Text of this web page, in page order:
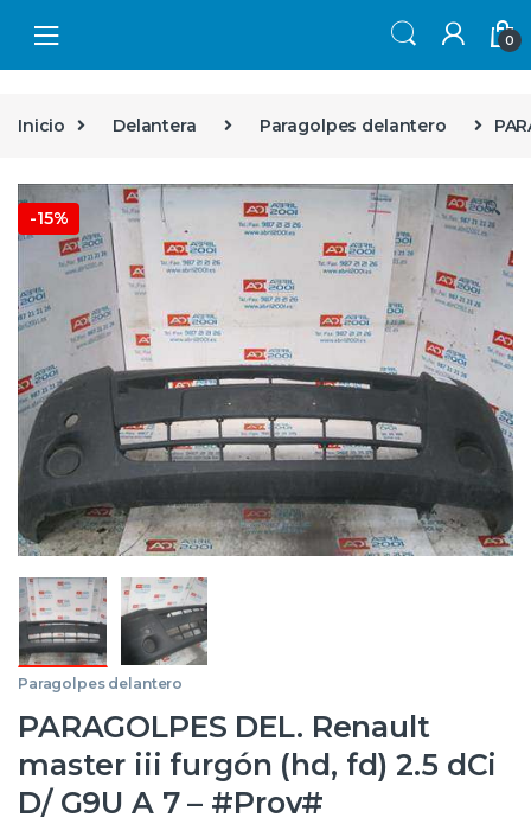
0
Inicio Delantera Paragolpes delantero
-15% 🔍
Paragolpes delantero
PARAGOLPES DEL. Renault
master iii furgón (hd, fd) 2.5 dCi
D/ G9U A 7 – #Prov#